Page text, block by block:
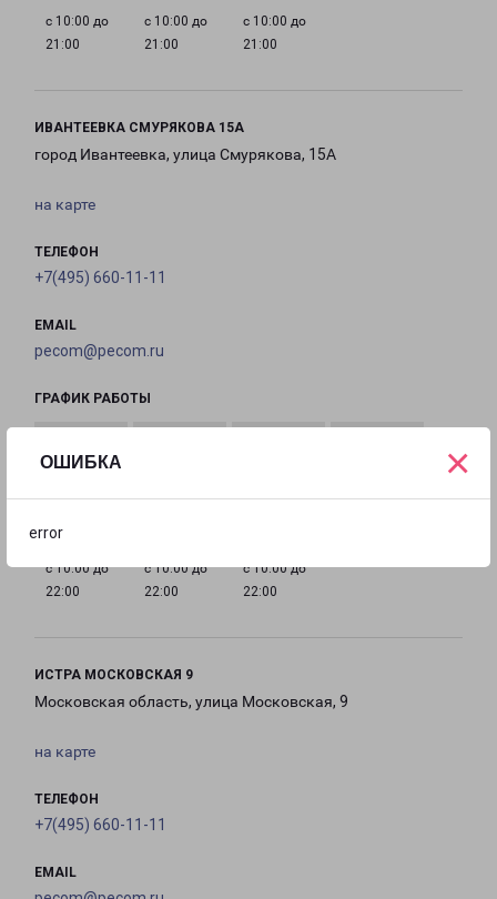
ОШИБКА
error
×
с 10:00 до
21:00
с 10:00 до
21:00
с 10:00 до
21:00
ИВАНТЕЕВКА СМУРЯКОВА 15А
город Ивантеевка, улица Смурякова, 15А
на карте
ТЕЛЕФОН
+7(495) 660-11-11
EMAIL
pecom@pecom.ru
ГРАФИК РАБОТЫ
с 10:00 до
22:00
22:00
22:00
22:00
с 10:00 до
22:00
с 10:00 до
22:00
с 10:00 до
22:00
ИСТРА МОСКОВСКАЯ 9
Московская область, улица Московская, 9
на карте
ТЕЛЕФОН
+7(495) 660-11-11
EMAIL